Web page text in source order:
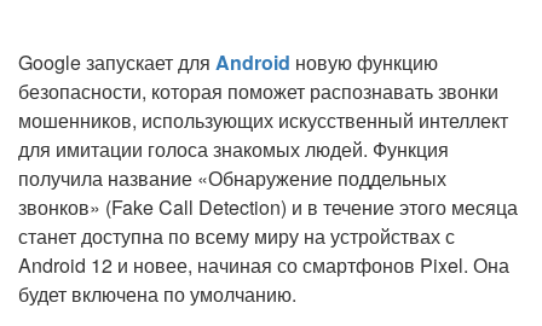
Google запускает для Android новую функцию
безопасности, которая поможет распознавать звонки
мошенников, использующих искусственный интеллект
для имитации голоса знакомых людей. Функция
получила название «Обнаружение поддельных
звонков» (Fake Call Detection) и в течение этого месяца
станет доступна по всему миру на устройствах с
Android 12 и новее, начиная со смартфонов Pixel. Она
будет включена по умолчанию.